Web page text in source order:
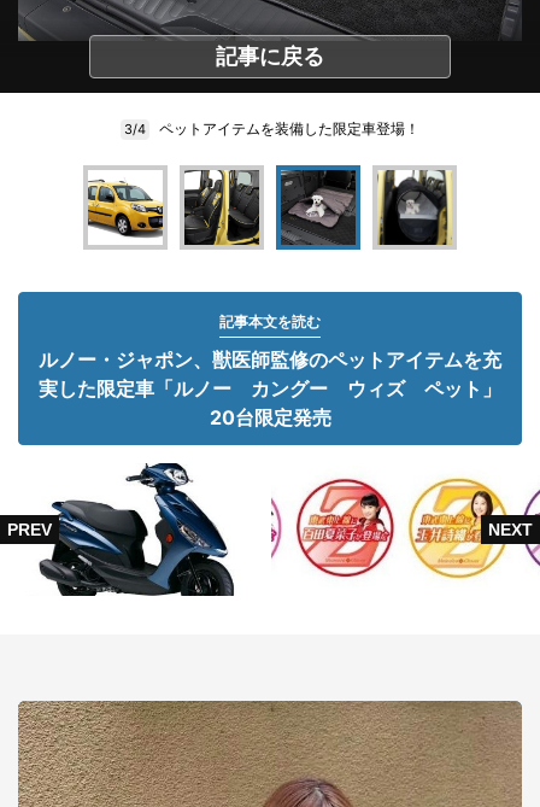
記事に戻る
3/4 ペットアイテムを装備した限定車登場！
記事本文を読む
ルノー・ジャポン、獣医師監修のペットアイテムを充
実した限定車「ルノー カングー ウィズ ペット」
20台限定発売